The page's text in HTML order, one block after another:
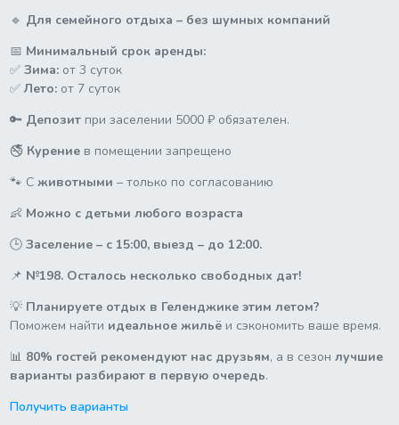
🔹 Для семейного отдыха – без шумных компаний
📅 Минимальный срок аренды:
✅ Зима:от 3 суток
✅ Лето:от 7 суток
🔑 Депозитпри заселении 5000 ₽ обязателен.
🚭 Курениев помещении запрещено
🐾 С животными – только по согласованию
👶 Можно с детьми любого возраста
🕒 Заселение – с 15:00, выезд – до 12:00.
📌 №198. Осталось несколько свободных дат!
💡 Планируете отдых в Геленджике этим летом?
Поможем найти идеальное жильёи сэкономить ваше время.
📊 80% гостей рекомендуют нас друзьям, а в сезон лучшие
варианты разбирают в первую очередь.
Получить варианты